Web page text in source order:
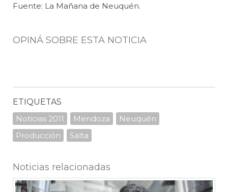
Fuente: La Mañana de Neuquén.
OPINÁ SOBRE ESTA NOTICIA
ETIQUETAS
Noticias 2011
Mendoza
Neuquén
Producción
Salta
Noticias relacionadas